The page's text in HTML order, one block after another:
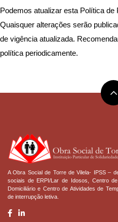
Podemos atualizar esta Política de
Quaisquer alterações serão
de vigência atualizada.
política periodicamente.
A Obra Social de Torre de Vilela- IPSS –
sociais de ERPI/Lar de Idosos, Centro
Domiciliário e Centro de Atividades de
de interrupção letiva.